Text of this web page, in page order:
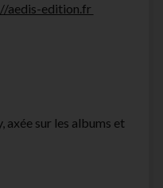
aedis-edition.fr
axée sur les albums et